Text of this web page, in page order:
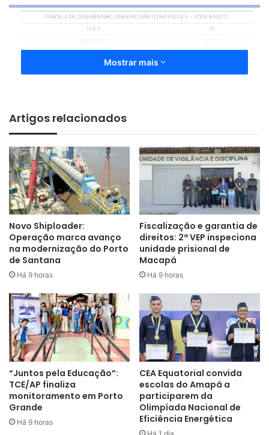
22 Escolas Municipais do municípioa foram contempladas
com a Parcela de Desempenho (PDDE), parcela vista como
um prêmio que a escola recebeu pelo bom desempenho
das suas Unidades Executoras.
Para que a escola seja contemplada com essa parcela são
agregados três indicadores do Idegs para avaliar o
desempenho dos programas:
Mostrar mais
Artigos relacionados
Novo Shiploader:
Operação marca avanço
na modernização do Porto
de Santana
Há 9 horas
Fiscalização e garantia de
direitos: 2ª VEP inspeciona
unidade prisional de
Macapá
Há 9 horas
“Juntos pela Educação”:
TCE/AP finaliza
monitoramento em Porto
Grande
Há 9 horas
CEA Equatorial convida
escolas do Amapá a
participarem da
Olimpíada Nacional de
Eficiência Energética